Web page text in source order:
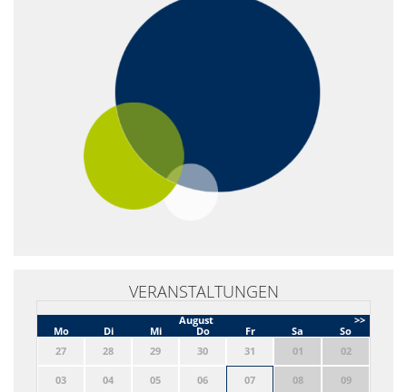
VERANSTALTUNGEN
>>
August
Mo
Di Mi Do Fr Sa
So
27
28 29 30 31 01 02
03 04 05 06 07 08 09